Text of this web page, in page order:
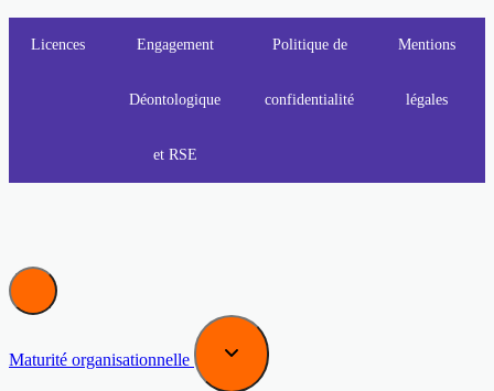
Licences Engagement
Déontologique
et RSE
Politique de
confidentialité
Mentions
légales
Maturité organisationnelle